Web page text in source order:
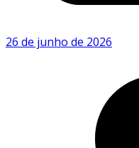
26 de junho de 2026